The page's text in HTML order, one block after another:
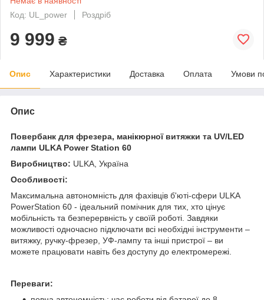
Код: UL_power
Роздріб
9 999 ₴
Опис Характеристики Доставка Оплата Умови
Опис
Повербанк для фрезера, манікюрної витяжки та UV/LED
лампи ULKA Power Station 60
Виробництво: ULKA, Україна
Особливості:
Максимальна автономність для фахівців б'юті-сфери ULKA
PowerStation 60 - ідеальний помічник для тих, хто цінує
мобільність та безперервність у своїй роботі. Завдяки
можливості одночасно підключати всі необхідні інструменти –
витяжку, ручку-фрезер, УФ-лампу та інші пристрої – ви
можете працювати навіть без доступу до електромережі.
Переваги: